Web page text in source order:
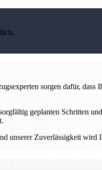
sorgen dafür,
geplanten Schritten
unserer Zuverlässigkeit